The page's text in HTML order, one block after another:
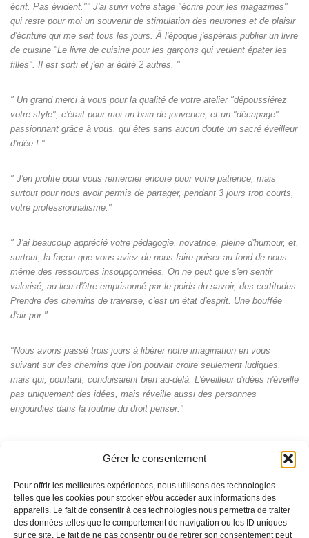
Gérer le consentement
Pour offrir les meilleures expériences, nous utilisons des technologies
telles que les cookies pour stocker et/ou accéder aux informations des
appareils. Le fait de consentir à ces technologies nous permettra de traiter
des données telles que le comportement de navigation ou les ID uniques
sur ce site. Le fait de ne pas consentir ou de retirer son consentement peut
écrit. Pas évident."" J'ai suivi votre stage "écrire pour les magazines"
qui reste pour moi un souvenir de stimulation des neurones et de plaisir
d'écriture qui me sert tous les jours. À l'époque j'espérais publier un livre
de cuisine "Le livre de cuisine pour les garçons qui veulent épater les
filles". Il est sorti et j'en ai édité 2 autres. "
" Un grand merci à vous pour la qualité de votre atelier "dépoussiérez
votre style", c'était pour moi un bain de jouvence, et un "décapage"
passionnant grâce à vous, qui êtes sans aucun doute un sacré éveilleur
d'idée ! "
" J'en profite pour vous remercier encore pour votre patience, mais
surtout pour nous avoir permis de partager, pendant 3 jours trop courts,
votre professionnalisme."
" J'ai beaucoup apprécié votre pédagogie, novatrice, pleine d'humour, et,
surtout, la façon que vous aviez de nous faire puiser au fond de nous-
même des ressources insoupçonnées. On ne peut que s'en sentir
valorisé, au lieu d'être emprisonné par le poids du savoir, des certitudes.
Prendre des chemins de traverse, c'est un état d'esprit. Une bouffée
d'air pur."
"Nous avons passé trois jours à libérer notre imagination en vous
suivant sur des chemins que l'on pouvait croire seulement ludiques,
mais qui, pourtant, conduisaient bien au-delà. L'éveilleur d'idées n'éveille
pas uniquement des idées, mais réveille aussi des personnes
engourdies dans la routine du droit penser."